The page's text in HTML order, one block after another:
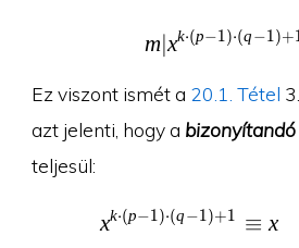
m∣xk⋅(p−1)⋅(q−1)+
Ez viszont ismét a 20.1. Tétel
azt jelenti, hogy a
teljesül:
xk⋅(p−1)⋅(q−1)+1 ≡ x